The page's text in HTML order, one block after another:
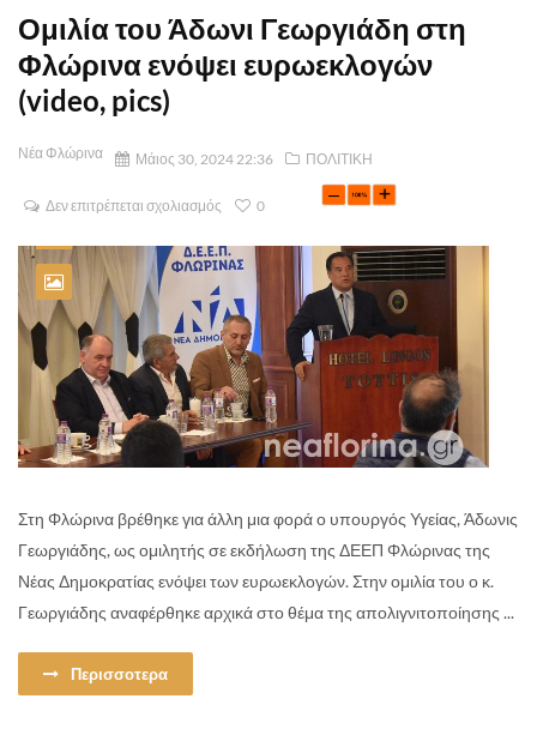
Ομιλία του Άδωνι Γεωργιάδη στη
Φλώρινα ενόψει ευρωεκλογών
(video, pics)
Νέα Φλώρινα Μάιος 30, 2024 22:36 ΠΟΛΙΤΙΚΗ
Δεν επιτρέπεται σχολιασμός 0
Στη Φλώρινα βρέθηκε για άλλη μια φορά ο υπουργός Υγείας, Άδωνις
Γεωργιάδης, ως ομιλητής σε εκδήλωση της ΔΕΕΠ Φλώρινας της
Νέας Δημοκρατίας ενόψει των ευρωεκλογών. Στην ομιλία του ο κ.
Γεωργιάδης αναφέρθηκε αρχικά στο θέμα της απολιγνιτοποίησης ...
Περισσοτερα